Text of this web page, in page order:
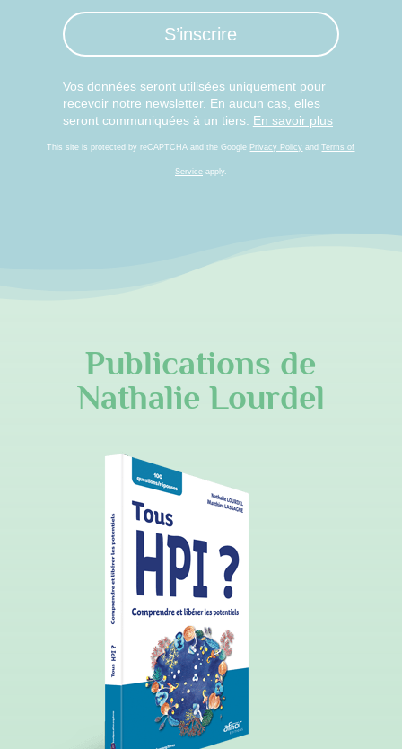
S’inscrire
Vos données seront utilisées uniquement pour
recevoir notre newsletter. En aucun cas, elles
seront communiquées à un tiers. En savoir plus
This site is protected by reCAPTCHA and the Google Privacy Policy andTerms of
Serviceapply.
Publications de
Nathalie Lourdel